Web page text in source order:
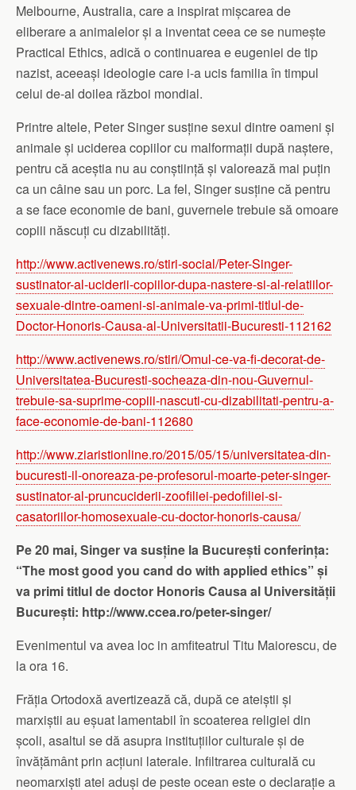
Melbourne, Australia, care a inspirat mișcarea de
eliberare a animalelor și a inventat ceea ce se numește
Practical Ethics, adică o continuarea e eugeniei de tip
nazist, aceeași ideologie care i-a ucis familia în timpul
celui de-al doilea război mondial.
Printre altele, Peter Singer susține sexul dintre oameni și
animale și uciderea copiilor cu malformații după naștere,
pentru că aceștia nu au conștiință și valorează mai puțin
ca un câine sau un porc. La fel, Singer susține că pentru
a se face economie de bani, guvernele trebuie să omoare
copiii născuți cu dizabilități.
http://www.activenews.ro/stiri-social/Peter-Singer-
sustinator-al-uciderii-copiilor-dupa-nastere-si-al-relatiilor-
sexuale-dintre-oameni-si-animale-va-primi-titlul-de-
Doctor-Honoris-Causa-al-Universitatii-Bucuresti-112162
http://www.activenews.ro/stiri/Omul-ce-va-fi-decorat-de-
Universitatea-Bucuresti-socheaza-din-nou-Guvernul-
trebuie-sa-suprime-copiii-nascuti-cu-dizabilitati-pentru-a-
face-economie-de-bani-112680
http://www.ziaristionline.ro/2015/05/15/universitatea-din-
bucuresti-il-onoreaza-pe-profesorul-moarte-peter-singer-
sustinator-al-pruncuciderii-zoofiliei-pedofiliei-si-
casatoriilor-homosexuale-cu-doctor-honoris-causa/
Pe 20 mai, Singer va susține la București conferința:
“The most good you cand do with applied ethics” și
va primi titlul de doctor Honoris Causa al Universității
București: http://www.ccea.ro/peter-singer/
Evenimentul va avea loc in amfiteatrul Titu Maiorescu, de
la ora 16.
Frăția Ortodoxă avertizează că, după ce ateiștii și
marxiștii au eșuat lamentabil în scoaterea religiei din
școli, asaltul se dă asupra instituțiilor culturale și de
învățământ prin acțiuni laterale. Infiltrarea culturală cu
neomarxiști atei aduși de peste ocean este o declarație a